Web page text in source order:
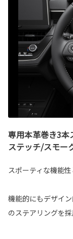
専用本革巻き3本
ステッチ/スモー
スポーティな機能性
機能的にもデザイ
のステアリングを採